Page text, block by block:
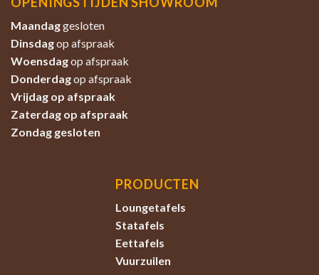
Maandaggesloten
Dinsdagop afspraak
Woensdagop afspraak
Donderdagop afspraak
Vrijdag op afspraak
Zaterdag op afspraak
Zondag gesloten
PRODUCTEN
Loungetafels
Statafels
Eettafels
Vuurzuilen